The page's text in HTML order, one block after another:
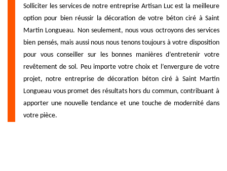
Solliciter les services de notre entreprise Artisan Luc est la meilleure
option pour bien réussir la décoration de votre béton ciré à Saint
Martin Longueau. Non seulement, nous vous octroyons des services
bien pensés, mais aussi nous nous tenons toujours à votre disposition
pour vous conseiller sur les bonnes manières d’entretenir votre
revêtement de sol. Peu importe votre choix et l’envergure de votre
projet, notre entreprise de décoration béton ciré à Saint Martin
Longueau vous promet des résultats hors du commun, contribuant à
apporter une nouvelle tendance et une touche de modernité dans
votre pièce.